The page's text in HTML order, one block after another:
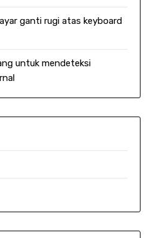
ganti rugi atas keyboard
untuk mendeteksi